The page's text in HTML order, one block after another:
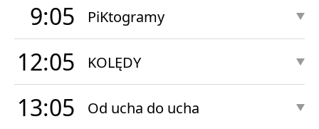
9:05 PiKtogramy
12:05 KOLĘDY
13:05 Od ucha do ucha